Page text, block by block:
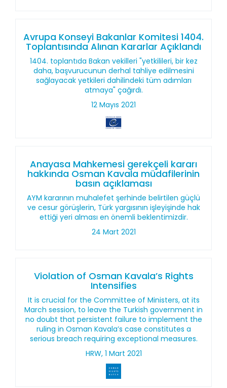
Avrupa Konseyi Bakanlar Komitesi 1404.
Toplantısında Alınan Kararlar Açıklandı
1404. toplantıda Bakan vekilleri "yetkilileri, bir kez
daha, başvurucunun derhal tahliye edilmesini
sağlayacak yetkileri dahilindeki tüm adımları
atmaya" çağırdı.
12 Mayıs 2021
Anayasa Mahkemesi gerekçeli kararı
hakkında Osman Kavala müdafilerinin
basın açıklaması
AYM kararının muhalefet şerhinde belirtilen güçlü
ve cesur görüşlerin, Türk yargısının işleyişinde hak
ettiği yeri alması en önemli beklentimizdir.
24 Mart 2021
Violation of Osman Kavala’s Rights
Intensifies
It is crucial for the Committee of Ministers, at its
March session, to leave the Turkish government in
no doubt that persistent failure to implement the
ruling in Osman Kavala’s case constitutes a
serious breach requiring exceptional measures.
HRW, 1 Mart 2021